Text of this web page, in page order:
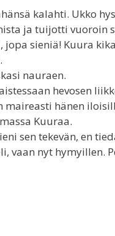
kalahti. Ukko
ja tuijotti vuoroin
sieniä! Kuura
nauraen.
hevosen
hänen
Kuuraa.
sen tekevän, en
vaan nyt hymyillen.